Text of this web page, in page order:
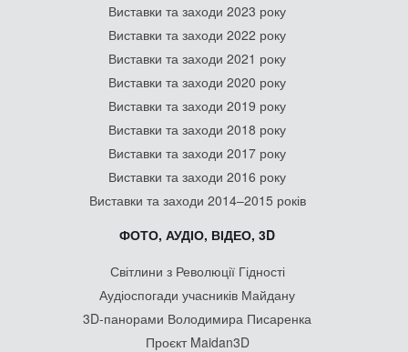
Виставки та заходи 2023 року
Виставки та заходи 2022 року
Виставки та заходи 2021 року
Виставки та заходи 2020 року
Виставки та заходи 2019 року
Виставки та заходи 2018 року
Виставки та заходи 2017 року
Виставки та заходи 2016 року
Виставки та заходи 2014–2015 років
ФОТО, АУДІО, ВІДЕО, 3D
Світлини з Революції Гідності
Аудіоспогади учасників Майдану
3D-панорами Володимира Писаренка
Проєкт Maidan3D